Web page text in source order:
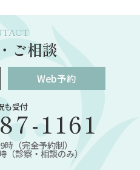
ご相談
Web予約
も受付
1161
（完全予約制）
診察・相談のみ）